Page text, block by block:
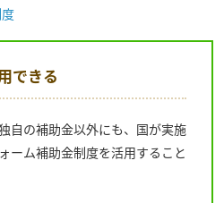
できる
自の補助金以外にも、国が実施
ーム補助金制度を活用すること